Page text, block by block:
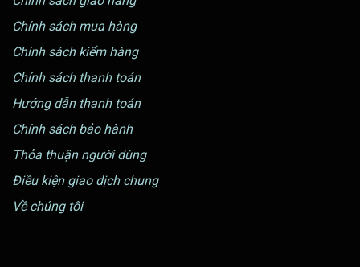
Chính sách mua hàng
Chính sách kiểm hàng
Chính sách thanh toán
Hướng dẫn thanh toán
Chính sách bảo hành
Thỏa thuận người dùng
Điều kiện giao dịch chung
Về chúng tôi